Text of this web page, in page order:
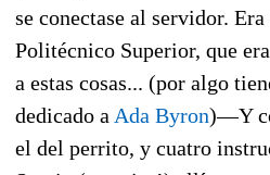
se conectase al servidor.
Politécnico Superior, que
a estas cosas... (por algo
dedicado a Ada Byron)—Y
el del perrito, y cuatro